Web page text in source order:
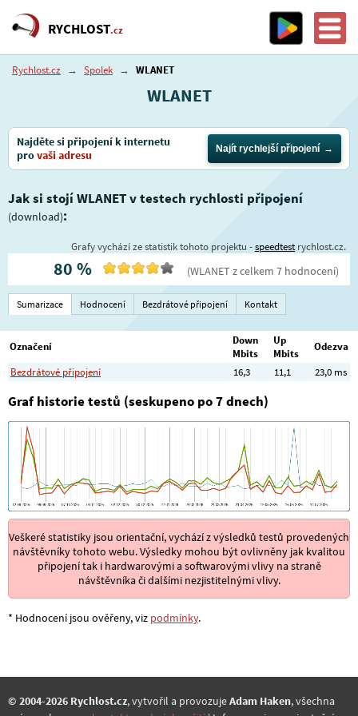
RYCHLOST.cz
Rychlost.cz → Spolek → WLANET
WLANET
Najděte si připojení k internetu
provaši adresu Najít rychlejší připojení
Jak si stojí WLANET v testech rychlosti připojení
(download):
Grafy vychází ze statistik tohoto projektu -speedtestrychlost.cz.
80 % (WLANET z celkem 7hodnocení)
Sumarizace Hodnocení Bezdrátové připojení Kontakt
Označení
Down
Mbits
Up
Mbits
Odezva
Bezdrátové připojení
16,3 11,1 23,0 ms
Graf historie testů (seskupeno po 7 dnech)
Veškeré statistiky jsou orientační, vychází z výsledků testů provedených
návštěvníky tohoto webu. Výsledky mohou být ovlivněny jak kvalitou
připojení tak i hardwarovými a softwarovými vlivy na straně
návštěvníka či dalšími nezjistitelnými vlivy.
* Hodnocení jsou ověřeny, viz podmínky.
© 2004-2026 Rychlost.cz, vytvořil a provozujeAdam Haken, všechna